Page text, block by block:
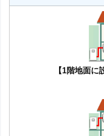
【1階地面に